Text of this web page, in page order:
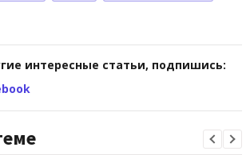
интересные статьи, подпишись: